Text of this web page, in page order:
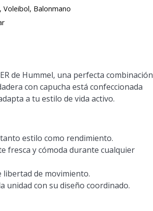
Voleibol, Balonmano
de Hummel, una perfecta combinación
con capucha está confeccionada
a tu estilo de vida activo.
estilo como rendimiento.
fresca y cómoda durante cualquier
de movimiento.
unidad con su diseño coordinado.